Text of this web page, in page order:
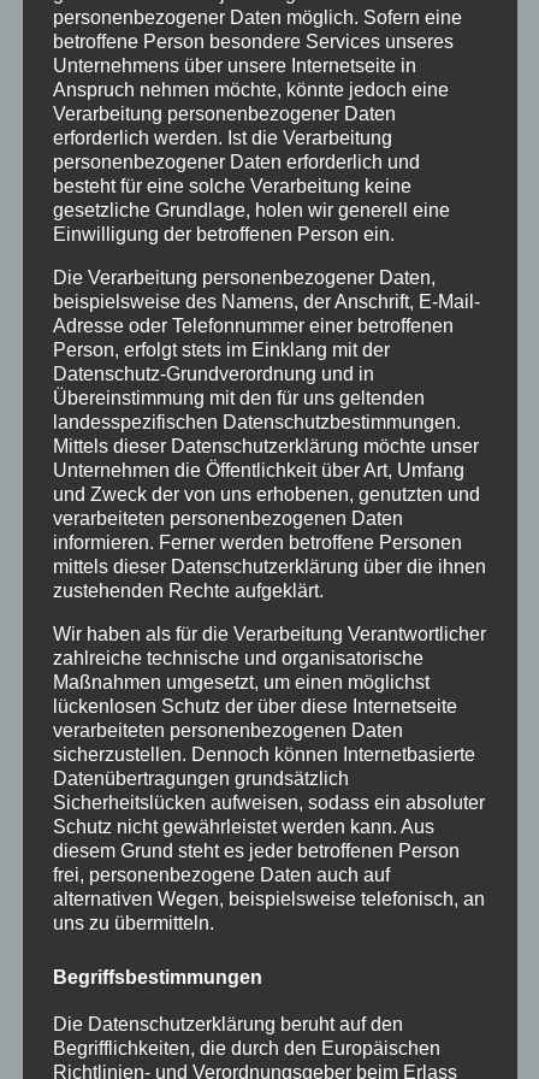
Angemessene Vergütung
Wir freuen uns über Deine kurze Bewerbung
per Mail aninfo@erzgruben.de. Nähere
Informationen unter Tel: 08321 6722-21.
Neueste Beiträge
Energetische Gebäudesanierung zum
Effizienzhaus und Plus-Energie-Einfamilienhaus
Zukunftsorientierte Heiztechnik und Nutzung
erneuerbare Energien
20 Jahre Erzgruben Burgberg –
Jubiläumssommer mit vielen besonderen
Erlebnissen
Halbzeit im Mikrozensus
Burgberger Dorfabende
Kategorien
Allgemein
Amtliche Bekanntmachungen
Bürgerinformationen
Fortbildungen
Veranstaltungen
personenbezogener Daten möglich. Sofern eine
betroffene Person besondere Services unseres
Unternehmens über unsere Internetseite in
Anspruch nehmen möchte, könnte jedoch eine
Verarbeitung personenbezogener Daten
erforderlich werden. Ist die Verarbeitung
personenbezogener Daten erforderlich und
besteht für eine solche Verarbeitung keine
gesetzliche Grundlage, holen wir generell eine
Einwilligung der betroffenen Person ein.
Die Verarbeitung personenbezogener Daten,
beispielsweise des Namens, der Anschrift, E-Mail-
Adresse oder Telefonnummer einer betroffenen
Person, erfolgt stets im Einklang mit der
Datenschutz-Grundverordnung und in
Übereinstimmung mit den für uns geltenden
landesspezifischen Datenschutzbestimmungen.
Mittels dieser Datenschutzerklärung möchte unser
Unternehmen die Öffentlichkeit über Art, Umfang
und Zweck der von uns erhobenen, genutzten und
verarbeiteten personenbezogenen Daten
informieren. Ferner werden betroffene Personen
mittels dieser Datenschutzerklärung über die ihnen
zustehenden Rechte aufgeklärt.
Wir haben als für die Verarbeitung Verantwortlicher
zahlreiche technische und organisatorische
Maßnahmen umgesetzt, um einen möglichst
lückenlosen Schutz der über diese Internetseite
verarbeiteten personenbezogenen Daten
sicherzustellen. Dennoch können Internetbasierte
Datenübertragungen grundsätzlich
Sicherheitslücken aufweisen, sodass ein absoluter
Schutz nicht gewährleistet werden kann. Aus
diesem Grund steht es jeder betroffenen Person
frei, personenbezogene Daten auch auf
alternativen Wegen, beispielsweise telefonisch, an
uns zu übermitteln.
Begriffsbestimmungen
Die Datenschutzerklärung beruht auf den
Begrifflichkeiten, die durch den Europäischen
Richtlinien- und Verordnungsgeber beim Erlass